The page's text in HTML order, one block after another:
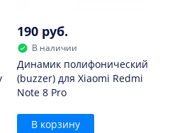
190 руб.
В наличии
Динамик полифонический
(buzzer) для Xiaomi Redmi
Note 8 Pro
В корзину